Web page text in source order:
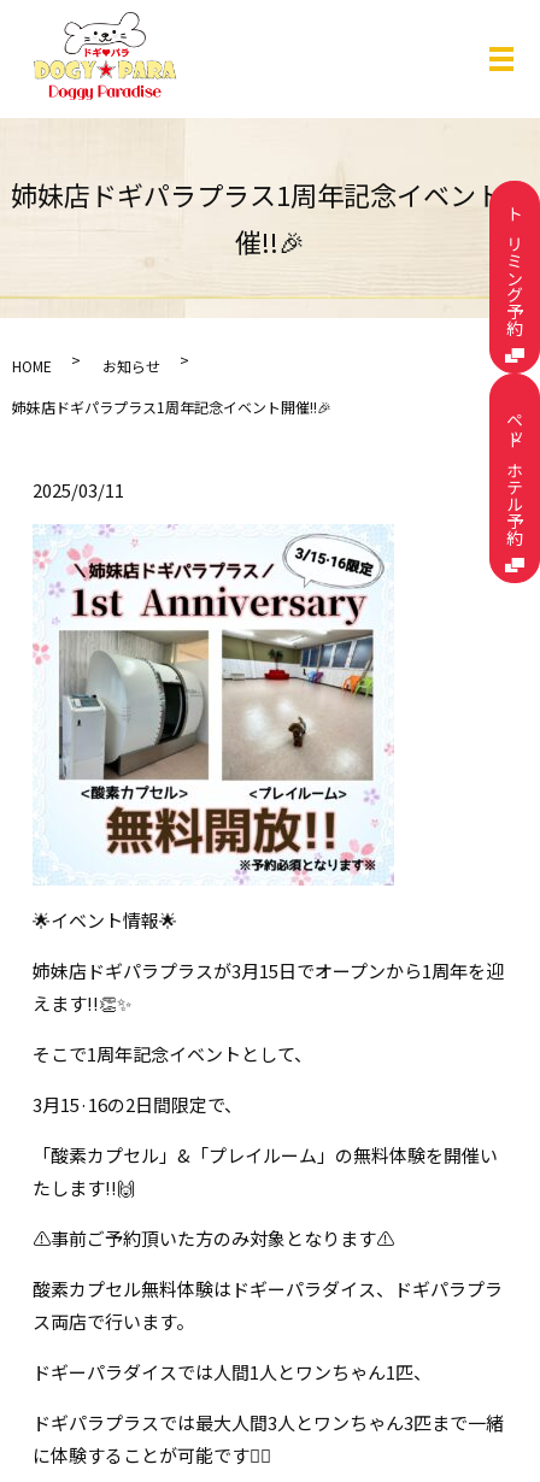
メ
トリミング予約
ペットホテル予約
姉妹店ドギパラプラス1周年記念イベント開
催!!🎉
HOME
お知らせ
姉妹店ドギパラプラス1周年記念イベント開催!!🎉
2025/03/11
🌟イベント情報🌟
姉妹店ドギパラプラスが3月15日でオープンから1周年を迎
えます!!👏✨
そこで1周年記念イベントとして、
3月15·16の2日間限定で、
「酸素カプセル」&「プレイルーム」の無料体験を開催い
たします!!🙌
⚠️事前ご予約頂いた方のみ対象となります⚠️
酸素カプセル無料体験はドギーパラダイス、ドギパラプラ
ス両店で行います。
ドギーパラダイスでは人間1人とワンちゃん1匹、
ドギパラプラスでは最大人間3人とワンちゃん3匹まで一緒
に体験することが可能です🙆‍♀️